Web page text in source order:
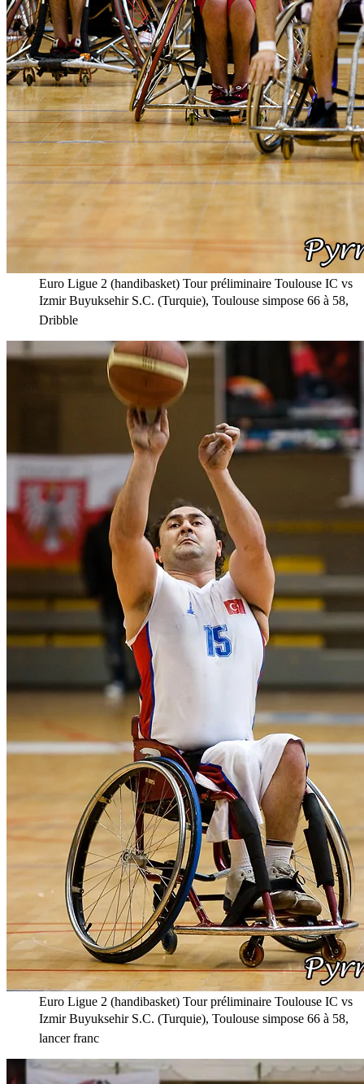
Euro Ligue 2 (handibasket) Tour préliminaire Toulouse IC vs
Izmir Buyuksehir S.C. (Turquie), Toulouse simpose 66 à 58,
Dribble
Euro Ligue 2 (handibasket) Tour préliminaire Toulouse IC vs
Izmir Buyuksehir S.C. (Turquie), Toulouse simpose 66 à 58,
lancer franc